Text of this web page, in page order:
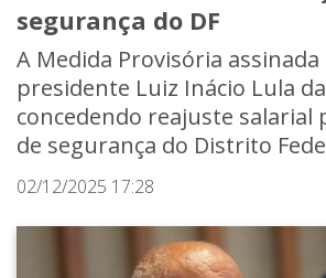
segurança do DF
A Medida Provisória
presidente Luiz Inácio Lula
concedendo reajuste salarial
de segurança do Distrito
02/12/2025 17:28